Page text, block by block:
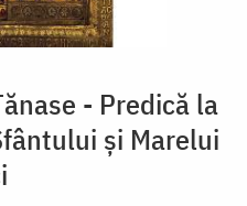
- Predică la
și Marelui